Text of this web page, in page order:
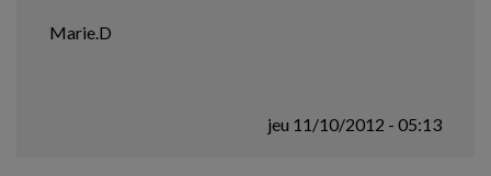
Marie.D
jeu 11/10/2012 - 05:13